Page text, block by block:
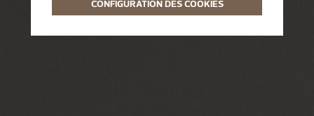
CONFIGURATION DES COOKIES